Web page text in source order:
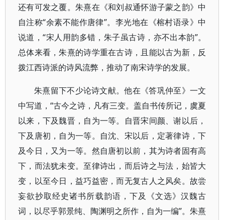
还有可发之覆。朱熹在《和刘叔通怀游子蒙之韵》中
自注称“余素不能作唐律”。李光地在《榕村语录》中
说道，“宋人用韵多错，朱子虽古诗，亦不出本韵”。
总体来看，朱熹的诗学重在古诗，且能以古为新，反
拨江西诗派的诗风流弊，推动了南宋诗学的发展。
朱熹留下不少论诗文献。他在《答巩仲至》一文
中写道，“古今之诗，凡有三变。盖自书传所记，虞夏
以来，下及魏晋，自为一等。自晋宋间颜、谢以后，
下及唐初，自为一等。自沈、宋以后，定著律诗，下
及今日，又为一等。然自唐初以前，其为诗者固有高
下，而法犹未变。至律诗出，而后诗之与法，始皆大
变，以至今日，益巧益密，而无复古人之风矣。故尝
妄欲抄取经史诸书所载韵语，下及《文选》汉魏古
词，以尽乎郭景纯、陶渊明之所作，自为一编”。朱熹